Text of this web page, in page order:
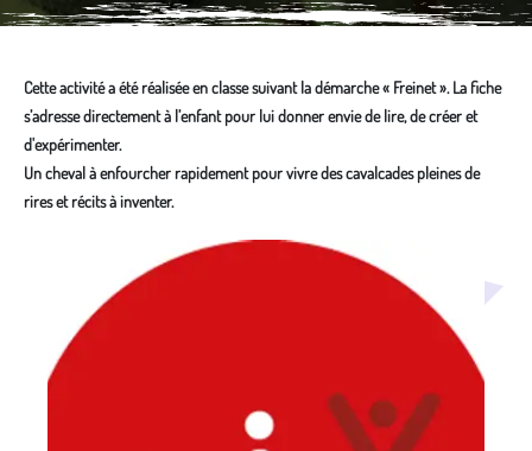
Cette activité a été réalisée en classe suivant la démarche « Freinet ». La fiche
s’adresse directement à l’enfant pour lui donner envie de lire, de créer et
d'expérimenter.
Un cheval à enfourcher rapidement pour vivre des cavalcades pleines de
rires et récits à inventer.